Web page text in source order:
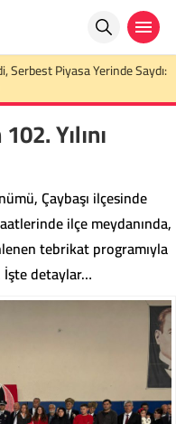
Fiyatını Açıkladı:
Yılını
Çaybaşı ilçesinde
ilçe meydanında,
tebrikat programıyla
detaylar…